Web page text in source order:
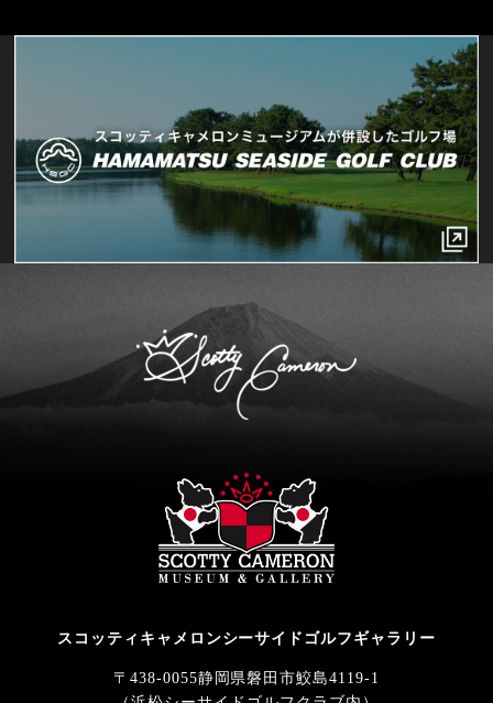
スコッティキャメロンシーサイドゴルフギャラリー
〒438-0055静岡県磐田市鮫島4119-1